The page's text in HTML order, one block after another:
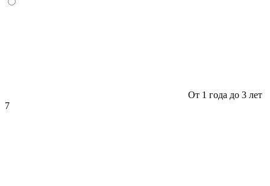
От 1 года до 3 лет
7